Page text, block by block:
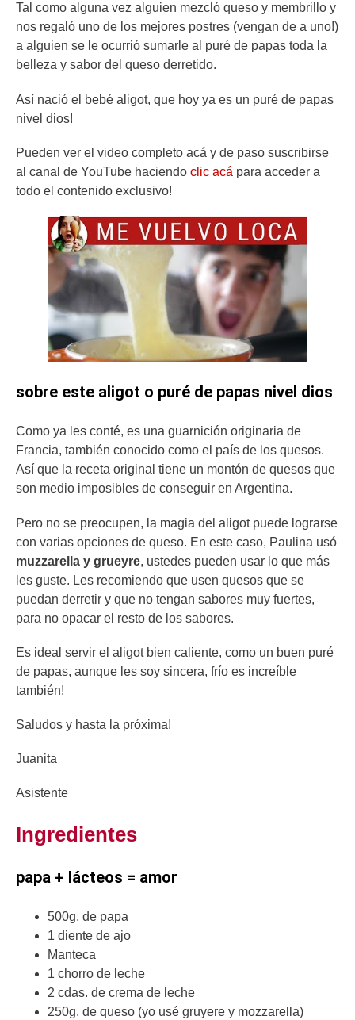
Tal como alguna vez alguien mezcló queso y membrillo y
nos regaló uno de los mejores postres (vengan de a uno!)
a alguien se le ocurrió sumarle al puré de papas toda la
belleza y sabor del queso derretido.
Así nació el bebé aligot, que hoy ya es un puré de papas
nivel dios!
Pueden ver el video completo acá y de paso suscribirse
al canal de YouTube haciendo clic acá para acceder a
todo el contenido exclusivo!
sobre este aligot o puré de papas nivel dios
Como ya les conté, es una guarnición originaria de
Francia, también conocido como el país de los quesos.
Así que la receta original tiene un montón de quesos que
son medio imposibles de conseguir en Argentina.
Pero no se preocupen, la magia del aligot puede lograrse
con varias opciones de queso. En este caso, Paulina usó
muzzarella y grueyre, ustedes pueden usar lo que más
les guste. Les recomiendo que usen quesos que se
puedan derretir y que no tengan sabores muy fuertes,
para no opacar el resto de los sabores.
Es ideal servir el aligot bien caliente, como un buen puré
de papas, aunque les soy sincera, frío es increíble
también!
Saludos y hasta la próxima!
Juanita
Asistente
Ingredientes
papa + lácteos = amor
500g. de papa
1 diente de ajo
Manteca
1 chorro de leche
2 cdas. de crema de leche
250g. de queso (yo usé gruyere y mozzarella)